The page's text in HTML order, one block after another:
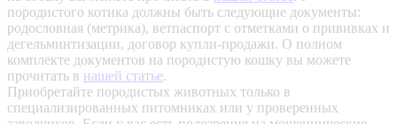
породистого котика должны быть следующие документы:
родословная (метрика), ветпаспорт с отметками о прививках и
дегельминтизации, договор купли-продажи. О полном
комплекте документов на породистую кошку вы можете
прочитать в нашей статье.
Приобретайте породистых животных только в
специализированных питомниках или у проверенных